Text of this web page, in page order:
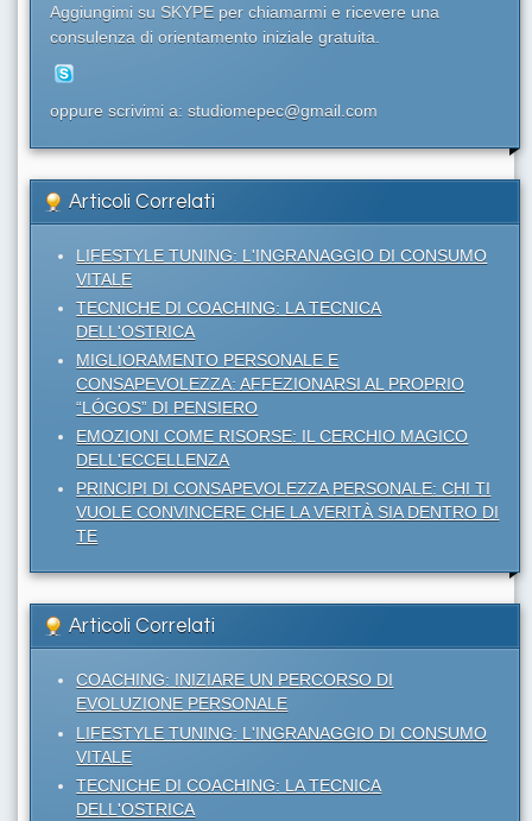
Aggiungimi su SKYPE per chiamarmi e ricevere una
consulenza di orientamento iniziale gratuita.
oppure scrivimi a: studiomepec@gmail.com
Articoli Correlati
LIFESTYLE TUNING: L'INGRANAGGIO DI CONSUMO
VITALE
TECNICHE DI COACHING: LA TECNICA
DELL'OSTRICA
MIGLIORAMENTO PERSONALE E
CONSAPEVOLEZZA: AFFEZIONARSI AL PROPRIO
“LÓGOS” DI PENSIERO
EMOZIONI COME RISORSE: IL CERCHIO MAGICO
DELL'ECCELLENZA
PRINCIPI DI CONSAPEVOLEZZA PERSONALE: CHI TI
VUOLE CONVINCERE CHE LA VERITÀ SIA DENTRO DI
TE
Articoli Correlati
COACHING: INIZIARE UN PERCORSO DI
EVOLUZIONE PERSONALE
LIFESTYLE TUNING: L'INGRANAGGIO DI CONSUMO
VITALE
TECNICHE DI COACHING: LA TECNICA
DELL'OSTRICA